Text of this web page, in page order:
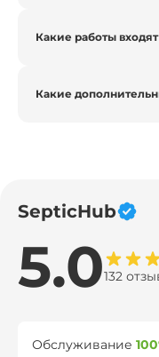
Какие работы
Какие
SepticHub
5.0132
Обслуживание